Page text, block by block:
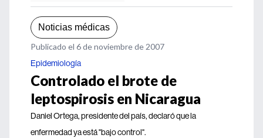
Noticias médicas
Publicado el 6 de noviembre de 2007
Epidemiología
Controlado el brote de
leptospirosis en Nicaragua
Daniel Ortega, presidente del país, declaró que la
enfermedad ya está "bajo control".